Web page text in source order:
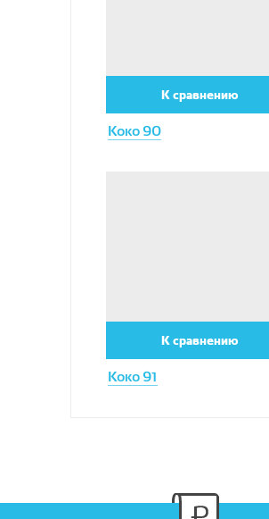
Коко 90
К сравнению
Коко 91
К сравнению